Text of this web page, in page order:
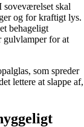
soveværelset skal
og for kraftigt lys.
behageligt
gulvlamper for at
som spreder
lettere at slappe af,